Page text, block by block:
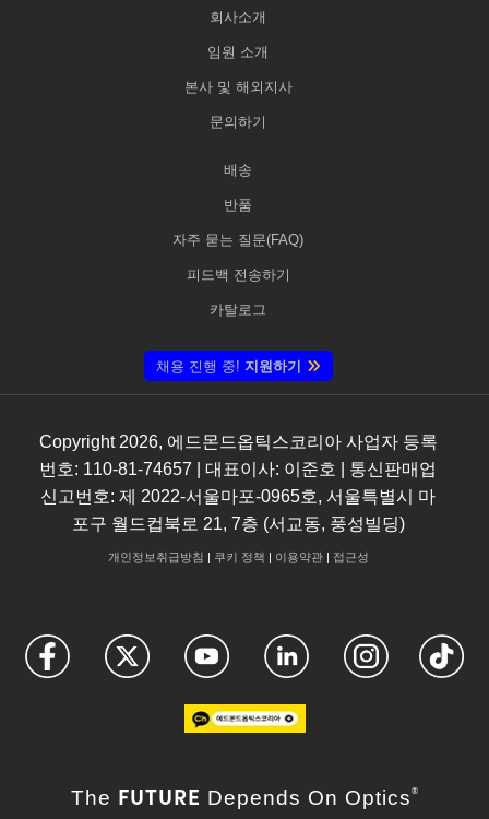
회사소개
임원 소개
본사 및 해외지사
문의하기
배송
반품
자주 묻는 질문(FAQ)
피드백 전송하기
카탈로그
채용 진행 중! 지원하기
Copyright 2026, 에드몬드옵틱스코리아 사업자 등록
번호: 110-81-74657 | 대표이사: 이준호 | 통신판매업
신고번호: 제 2022-서울마포-0965호, 서울특별시 마
포구 월드컵북로 21, 7층 (서교동, 풍성빌딩)
개인정보취급방침 | 쿠키 정책 | 이용약관| 접근성
The FUTURE Depends On Optics ®